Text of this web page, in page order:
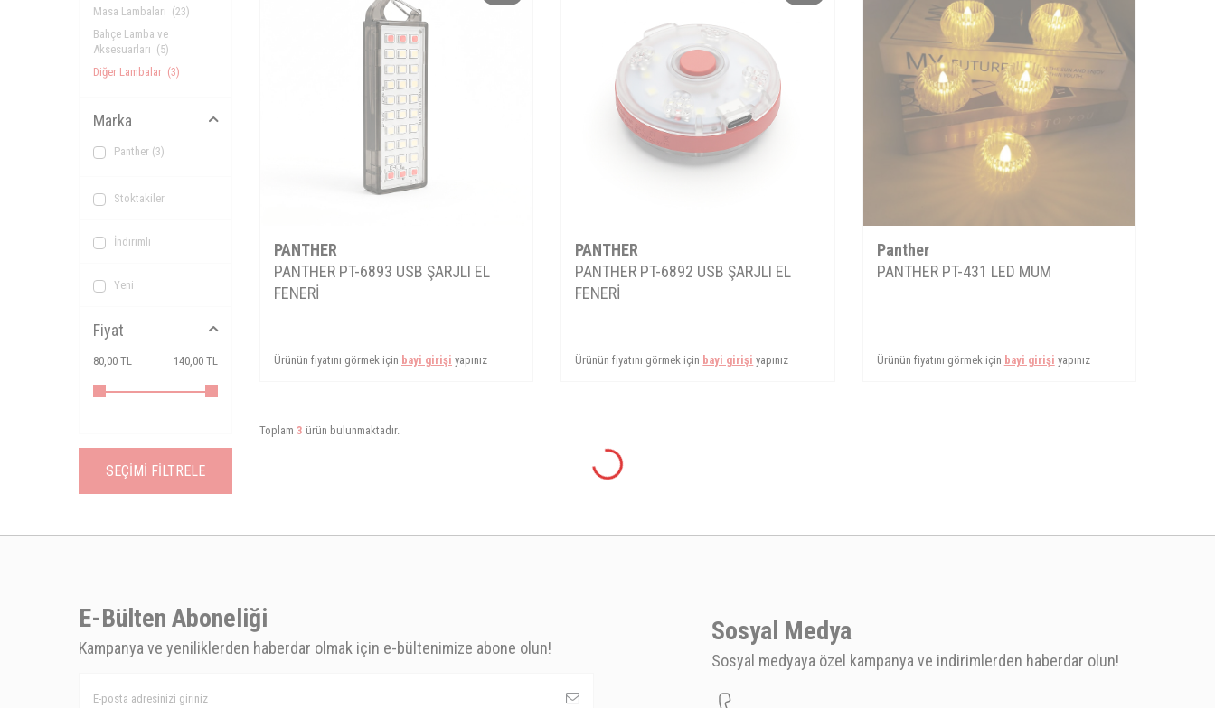
Masa Lambaları (23)
Bahçe Lamba ve
Aksesuarları (5)
Diğer Lambalar (3)
Marka
Panther (3)
Stoktakiler
İndirimli
Yeni
Fiyat
80,00 TL 140,00 TL
SEÇIMI FILTRELE
PANTHER
PANTHER PT-6893 USB ŞARJLI EL
FENERİ
Ürünün fiyatını görmek için bayi girişi yapınız
PANTHER
PANTHER PT-6892 USB ŞARJLI EL
FENERİ
Ürünün fiyatını görmek için bayi girişi yapınız
Panther
PANTHER PT-431 LED MUM
Ürünün fiyatını görmek için bayi girişi yapınız
Toplam 3 ürün bulunmaktadır.
E-Bülten Aboneliği
Kampanya ve yeniliklerden haberdar olmak için e-bültenimize abone olun!
Sosyal Medya
Sosyal medyaya özel kampanya ve indirimlerden haberdar olun!